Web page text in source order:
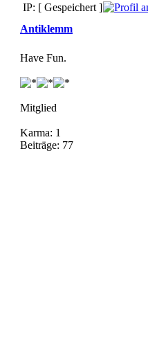
IP: [ Gespeichert ]
Antiklemm
Have Fun.
Mitglied
Karma: 1
Beiträge: 77